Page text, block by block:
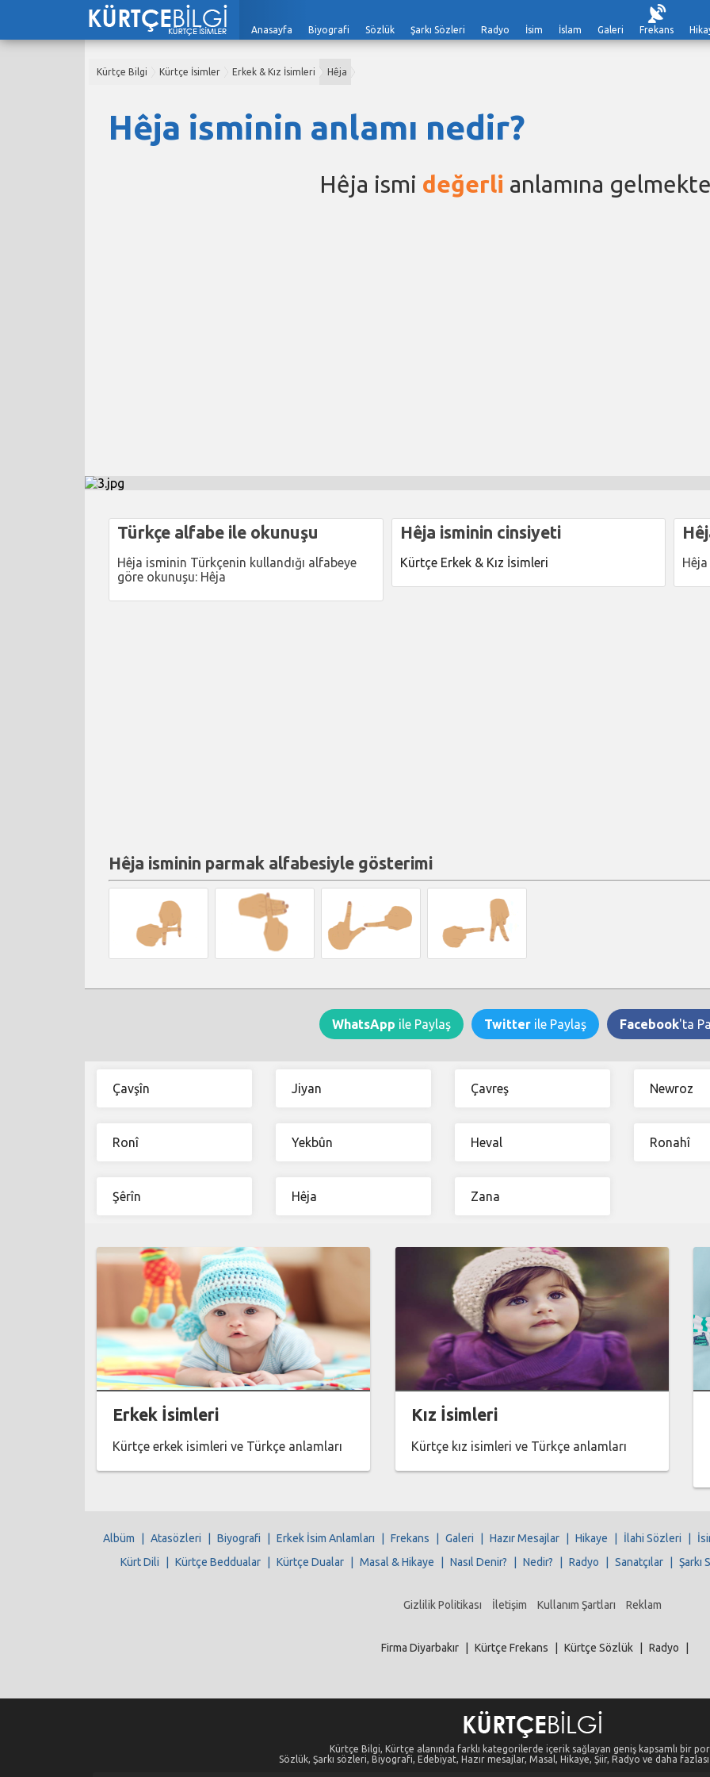
Anasayfa Biyografi Sözlük Şarkı Sözleri Radyo İsim İslam Galeri Frekans
Kürtçe Bilgi Kürtçe İsimler Erkek & Kız İsimleri Hêja
Hêja isminin anlamı nedir?
Hêja ismi değerli anlamına
Türkçe alfabe ile okunuşu
Hêja isminin Türkçenin kullandığı alfabeye
göre okunuşu: Hêja
Hêja isminin cinsiyeti
Kürtçe Erkek & Kız İsimleri
Hêja isminin parmak alfabesiyle gösterimi
WhatsApp ile Paylaş Twitterile Paylaş Facebook'ta
Çavşîn Jiyan Çavreş Newroz
Ronî Yekbûn Heval Ronahî
Şêrîn Hêja Zana
Erkek İsimleri
Kürtçe erkek isimleri ve Türkçe anlamları
Kız İsimleri
Kürtçe kız isimleri ve Türkçe anlamları
Albüm | Atasözleri | Biyografi | Erkek İsim Anlamları | Frekans | Galeri | Hazır Mesajlar | Hikaye | İlahi Sözleri |
Kürt Dili
| Kürtçe Beddualar | Kürtçe Dualar | Masal & Hikaye | Nasıl Denir? | Nedir? | Radyo | Sanatçılar | Şarkı
Gizlilik Politikası İletişim Kullanım Şartları Reklam
Firma Diyarbakır | Kürtçe Frekans | Kürtçe Sözlük | Radyo |
Kürtçe Bilgi, Kürtçe alanında farklı kategorilerde içerik sağlayan geniş kapsamlı bir
Sözlük, Şarkı sözleri, Biyografi, Edebiyat, Hazır mesajlar, Masal, Hikaye, Şiir, Radyo ve daha fazlası